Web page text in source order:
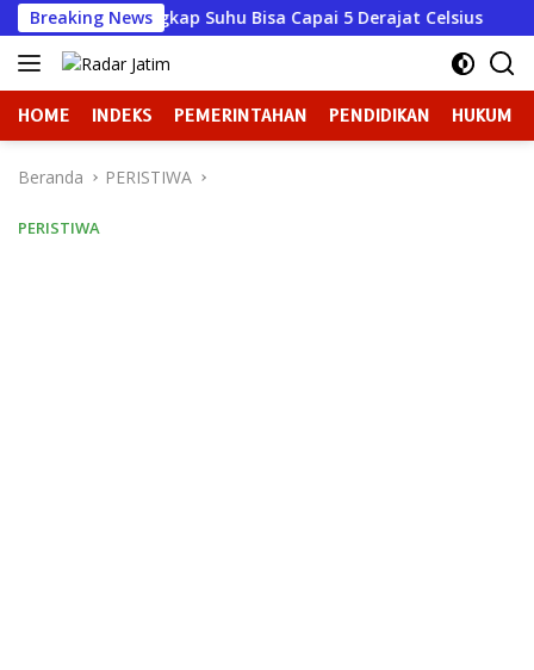
Langsung
ke
konten
Breaking News
Ungkap Suhu Bisa Capai 5 Derajat Celsius
HOME INDEKS PEMERINTAHAN PENDIDIKAN HUKUM
Beranda PERISTIWA
PERISTIWA